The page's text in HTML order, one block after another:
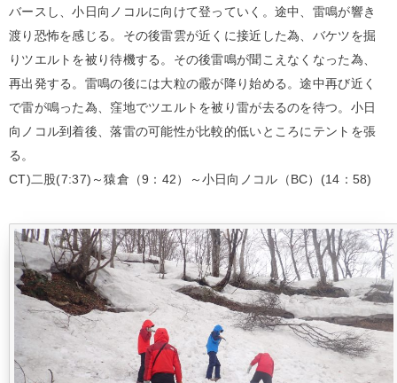
バースし、小日向ノコルに向けて登っていく。途中、雷鳴が響き
渡り恐怖を感じる。その後雷雲が近くに接近した為、バケツを掘
りツエルトを被り待機する。その後雷鳴が聞こえなくなった為、
再出発する。雷鳴の後には大粒の霰が降り始める。途中再び近く
で雷が鳴った為、窪地でツエルトを被り雷が去るのを待つ。小日
向ノコル到着後、落雷の可能性が比較的低いところにテントを張
る。
CT)二股(7:37)～猿倉（9：42）～小日向ノコル（BC）(14：58)